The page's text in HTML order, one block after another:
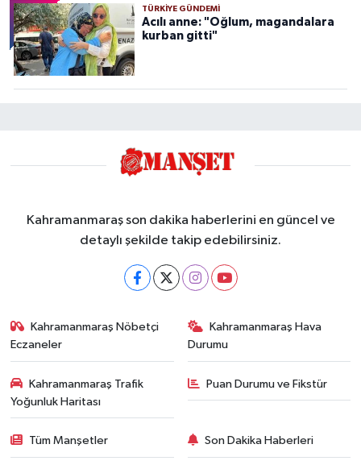
TÜRKIYE GÜNDEMI
Acılı anne: "Oğlum, magandalara
kurban gitti"
Kahramanmaraş son dakika haberlerini en güncel ve
detaylı şekilde takip edebilirsiniz.
Kahramanmaraş Nöbetçi
Eczaneler
Kahramanmaraş Hava
Durumu
Kahramanmaraş Trafik
Yoğunluk Haritası
Puan Durumu ve Fikstür
Tüm Manşetler Son Dakika Haberleri